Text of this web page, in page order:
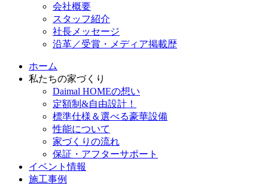
会社概要
スタッフ紹介
社長メッセージ
沿革／受賞・メディア掲載歴
ホーム
私たちの家づくり
Daimal HOMEの想い
定額制&自由設計！
標準仕様＆選べる豪華設備
性能について
家づくりの流れ
保証・アフターサポート
イベント情報
施工事例